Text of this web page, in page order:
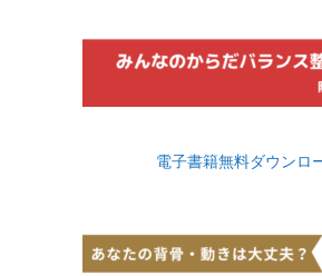
電子書籍無料ダウンロ